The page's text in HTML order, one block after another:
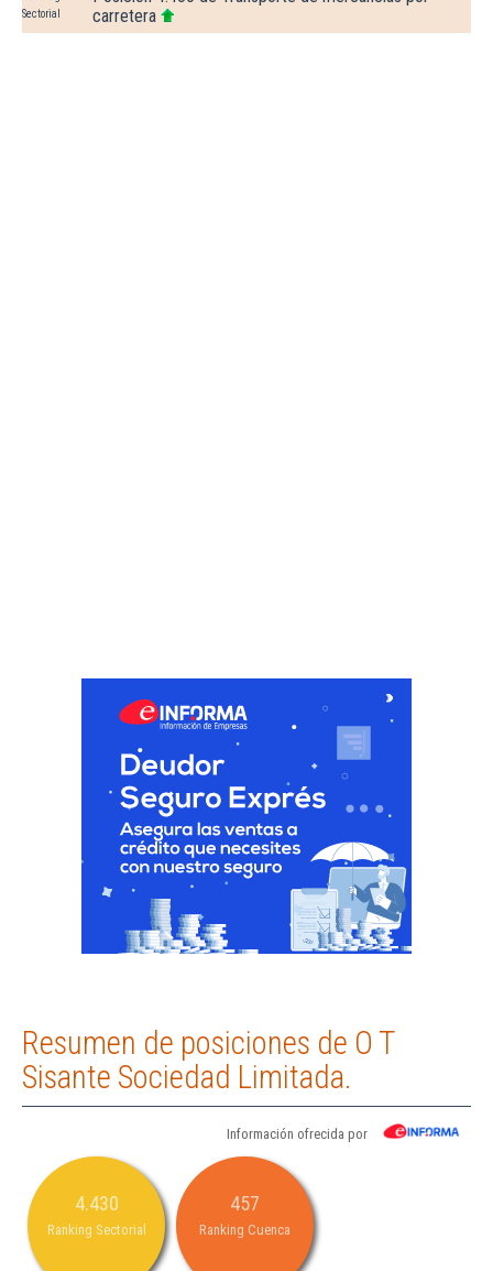
Sectorial
carretera
Resumen de posiciones de O T
Sisante Sociedad Limitada.
Información ofrecida por
4.430
Ranking Sectorial
457
Ranking Cuenca